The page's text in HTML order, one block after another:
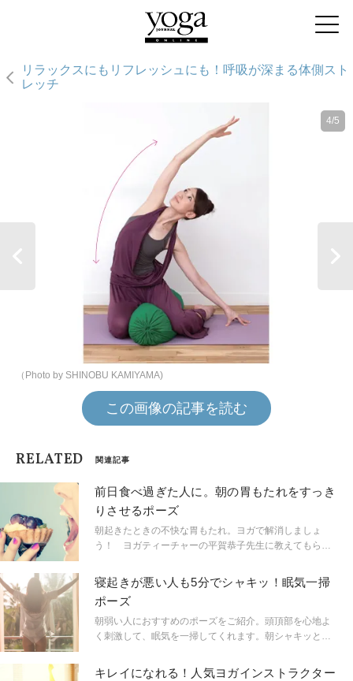
リラックスにもリフレッシュにも！呼吸が深まる体側スト
レッチ
4/5
（Photo by SHINOBU KAMIYAMA)
この画像の記事を読む
RELATED 関連記事
前日食べ過ぎた人に。朝の胃もたれをすっき
りさせるポーズ
朝起きたときの不快な胃もたれ。ヨガで解消しましょ
う！ ヨガティーチャーの平賀恭子先生に教えてもらい
寝起きが悪い人も5分でシャキッ！眠気一掃
ポーズ
朝弱い人におすすめのポーズをご紹介。頭頂部を心地よ
く刺激して、眠気を一掃してくれます。朝シャキッと起
キレイになれる！人気ヨガインストラクター